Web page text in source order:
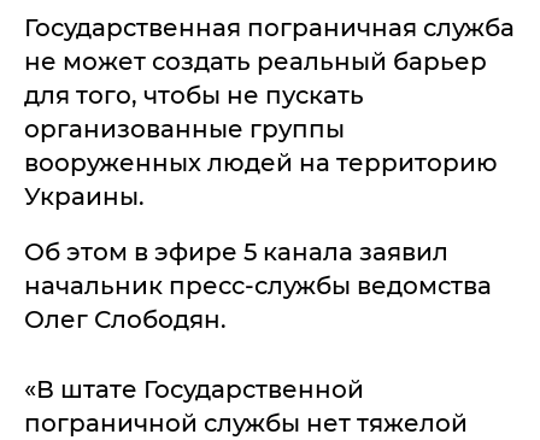
Государственная пограничная служба
не может создать реальный барьер
для того, чтобы не пускать
организованные группы
вооруженных людей на территорию
Украины.
Об этом в эфире 5 канала заявил
начальник пресс-службы ведомства
Олег Слободян.
«В штате Государственной
пограничной службы нет тяжелой